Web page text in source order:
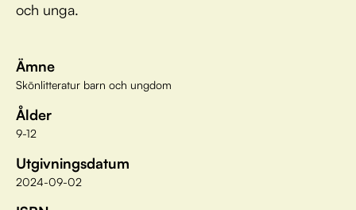
och unga.
Ämne
Skönlitteratur barn och ungdom
Ålder
9-12
Utgivningsdatum
2024-09-02